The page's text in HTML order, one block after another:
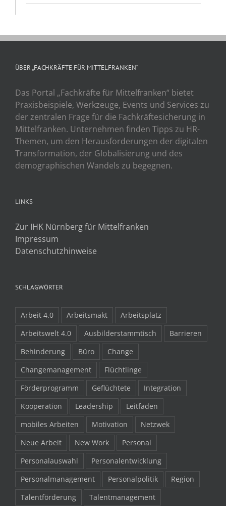
ÜBER „FACHKRÄFTE FÜR MITTELFRANKEN“
Das Portal „Fachkräfte für Mittelfranken“ bietet
Praxisbeispiele, Werkzeuge, Events und Services zu
der zentralen Frage für die Fachkräftesicherung in
Mittelfranken. Unternehmen finden Tipps zu HR-
Themen, um den Herausforderungen der digitalen
Transformation, der Globalisierung und des
demographischen Wandels zu begegnen.
LINKS
Zur IHK Nürnberg für Mittelfranken
Impressum
Datenschutzhinweise
SCHLAGWÖRTER
Arbeit 4.0 Arbeitsmakt
Arbeitsplatz
Arbeitswelt 4.0
Ausbilderstammtisch
Barrieren
Behinderung
Büro
Change
Changemanagement
Flüchtlinge
Förderprogramm
Geflüchtete
Integration
Kooperation
Leadership
Leitfaden
mobiles Arbeiten
Motivation
Netzwek
Neue Arbeit
New Work
Personal
Personalauswahl
Personalentwicklung
Personalmanagement
Personalpolitik
Region
Talentförderung
Talentmanagement